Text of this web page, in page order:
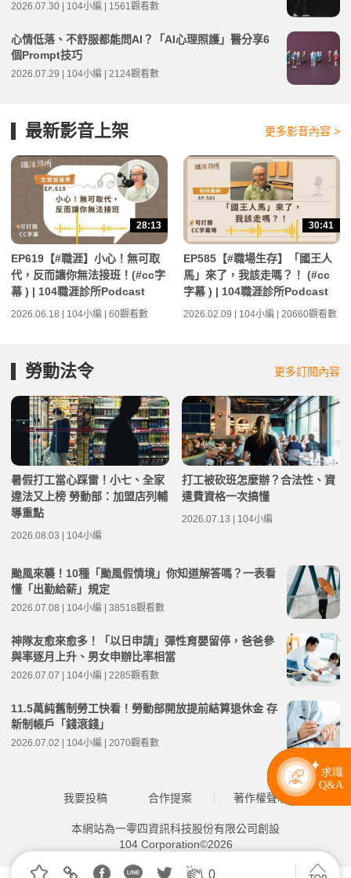
0
2026.07.30 | 104小編 | 1561觀看數
心情低落、不舒服都能問AI？「AI心理照護」醫分享6
個Prompt技巧
2026.07.29 | 104小編 | 2124觀看數
最新影音上架 更多影音內容 >
28:13
EP619【#職涯】小心！無可取
代，反而讓你無法接班！(#cc字
幕 ) | 104職涯診所Podcast
2026.06.18 | 104小編 | 60觀看數
30:41
EP585【#職場生存】「國王人
馬」來了，我該走嗎？！ (#cc
字幕 ) | 104職涯診所Podcast
2026.02.09 | 104小編 | 20660觀看數
勞動法令 更多訂閱內容
暑假打工當心踩雷！小七、全家
違法又上榜 勞動部：加盟店列輔
導重點
2026.08.03 | 104小編
打工被砍班怎麼辦？合法性、資
遣費資格一次搞懂
2026.07.13 | 104小編
颱風來襲！10種「颱風假情境」你知道解答嗎？一表看
懂「出勤給薪」規定
2026.07.08 | 104小編 | 38518觀看數
神隊友愈來愈多！「以日申請」彈性育嬰留停，爸爸參
與率逐月上升、男女申辦比率相當
2026.07.07 | 104小編 | 2285觀看數
11.5萬純舊制勞工快看！勞動部開放提前結算退休金 存
新制帳戶「錢滾錢」
2026.07.02 | 104小編 | 2070觀看數
我要投稿 合作提案 著作權聲明
本網站為一零四資訊科技股份有限公司創設
104 Corporation©2026